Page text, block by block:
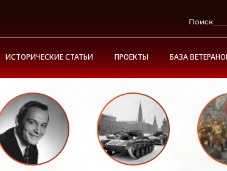
Поиск
ИСТОРИЧЕСКИЕ СТАТЬИ ПРОЕКТЫ БАЗА